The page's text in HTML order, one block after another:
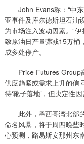
John Evans称：“中东
亚事件及库尔德斯坦石油
为市场注入波动因素。”
致原油日产量骤减15万桶
成多处停产。
Price Futures Group
供应趋紧或需求上升的信
待‘靴子落地’，但决定性因
此外，墨西哥湾北部的
命名风暴，将于周四晚些
心预测，路易斯安那州东